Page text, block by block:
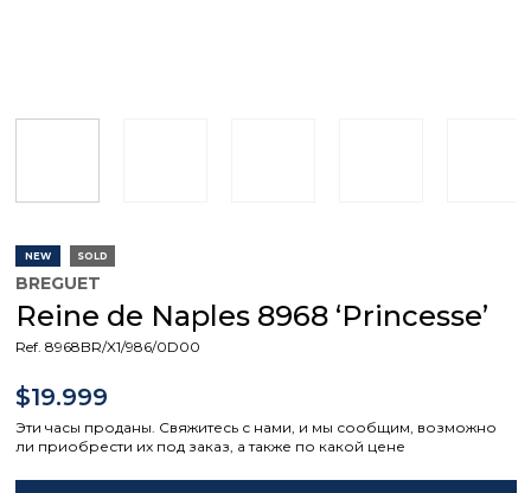
NEW SOLD
BREGUET
Reine de Naples 8968 ‘Princesse’
Ref. 8968BR/X1/986/0D00
$19.999
Эти часы проданы. Свяжитесь с нами, и мы сообщим, возможно
ли приобрести их под заказ, а также по какой цене